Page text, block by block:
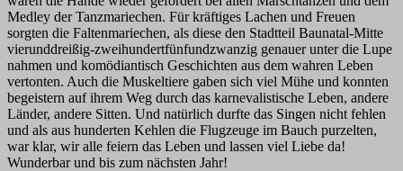
Medley der Tanzmariechen. Für kräftiges Lachen und Freuen
sorgten die Faltenmariechen, als diese den Stadtteil Baunatal-Mitte
vierunddreißig-zweihundertfünfundzwanzig genauer unter die Lupe
nahmen und komödiantisch Geschichten aus dem wahren Leben
vertonten. Auch die Muskeltiere gaben sich viel Mühe und konnten
begeistern auf ihrem Weg durch das karnevalistische Leben, andere
Länder, andere Sitten. Und natürlich durfte das Singen nicht fehlen
und als aus hunderten Kehlen die Flugzeuge im Bauch purzelten,
war klar, wir alle feiern das Leben und lassen viel Liebe da!
Wunderbar und bis zum nächsten Jahr!